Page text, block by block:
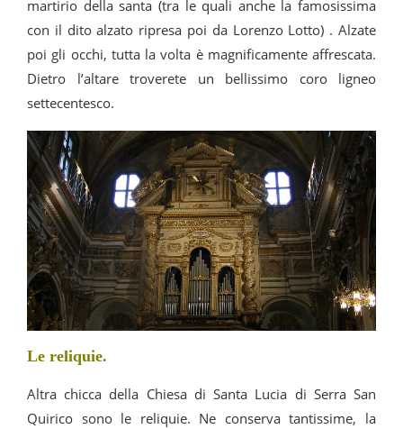
martirio della santa (tra le quali anche la famosissima
con il dito alzato ripresa poi da Lorenzo Lotto) . Alzate
poi gli occhi, tutta la volta è magnificamente affrescata.
Dietro l’altare troverete un bellissimo coro ligneo
settecentesco.
Le reliquie.
Altra chicca della Chiesa di Santa Lucia di Serra San
Quirico sono le reliquie. Ne conserva tantissime, la